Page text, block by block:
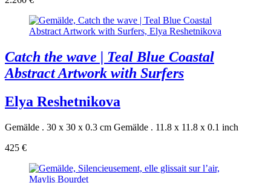
Catch the wave | Teal Blue Coastal
Abstract Artwork with Surfers
Elya Reshetnikova
Gemälde . 30 x 30 x 0.3 cm Gemälde . 11.8 x 11.8 x 0.1 inch
425 €